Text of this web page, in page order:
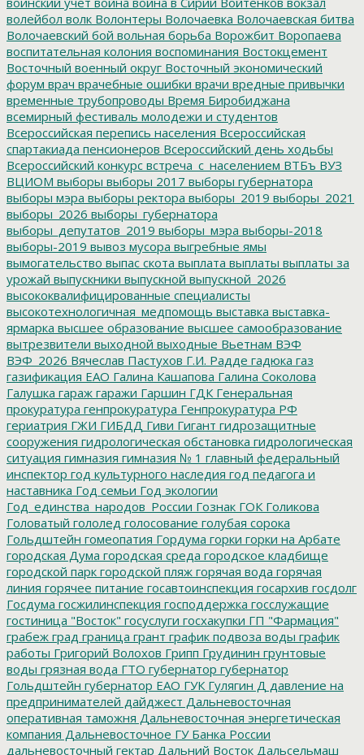
волейбол волк Волонтеры Волочаевка Волочаевская битва
Волочаевский бой вольная борьба Ворожбит Воропаева
воспитательная колония воспоминания Востокцемент
Восточный военный округ Восточный экономический
форум врач врачебные ошибки врачи вредные привычки
временные трубопроводы Время Биробиджана
всемирный фестиваль молодежи и студентов
Всероссийская перепись населения Всероссийская
спартакиада пенсионеров Всероссийский день ходьбы
Всероссийский конкурс встреча_с_населением ВТБъ ВУЗ
ВЦИОМ выборы выборы 2017 выборы губернатора
выборы мэра выборы ректора выборы_2019 выборы_2021
выборы_2026 выборы_губернатора
выборы_депутатов_2019 выборы_мэра выборы-2018
выборы-2019 вывоз мусора выгребные ямы
вымогательство выпас скота выплата выплаты выплаты за
урожай выпускники выпускной выпускной_2026
высококвалифицированные специалисты
высокотехнологичная_медпомощь выставка выставка-
ярмарка высшее образование высшее самообразование
вытрезвители выходной выходные Вьетнам ВЭФ
ВЭФ_2026 Вячеслав Пастухов Г.И. Радде гадюка газ
газификация ЕАО Галина Кашапова Галина Соколова
Галушка гараж гаражи Гаршин ГДК Генеральная
прокуратура генпрокуратура Генпрокуратура РФ
гериатрия ГЖИ ГИБДД Гиви Гигант гидрозащитные
сооружения гидрологическая обстановка гидрологическая
ситуация гимназия гимназия № 1 главный федеральный
инспектор год культурного наследия год педагога и
наставника Год семьи Год экологии
Год_единства_народов_России Гознак ГОК Голикова
Головатый гололед голосование голубая сорока
Гольдштейн гомеопатия Гордума горки горки на Арбате
городская Дума городская среда городское кладбище
городской парк городской пляж горячая вода горячая
линия горячее питание госавтоинспекция госархив госдолг
Госдума госжилинспекция господдержка госслужащие
гостиница "Восток" госуслуги госхакупки ГП "Фармация"
грабеж град граница грант график подвоза воды график
работы Григорий Волохов Грипп Грудинин грунтовые
воды грязная вода ГТО губернатор губернатор
Гольдштейн губернатор ЕАО ГУК Гулягин Д давление на
предпринимателей дайджест Дальневосточная
оперативная таможня Дальневосточная энергетическая
компания Дальневосточное ГУ Банка России
дальневосточный гектар Дальний Восток Дальсельмаш